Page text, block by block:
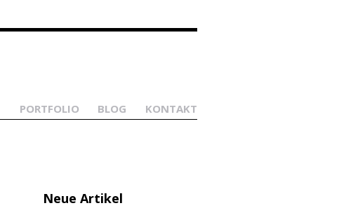
PORTFOLIO BLOG KONTAKT
Neue Artikel